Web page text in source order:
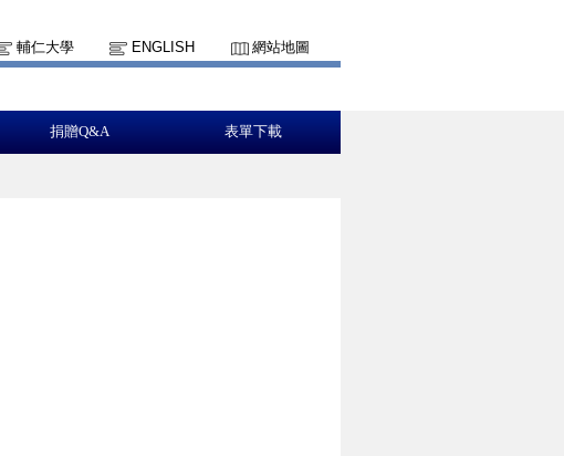
輔仁大學 ENGLISH 網站地圖
捐贈Q&A 表單下載